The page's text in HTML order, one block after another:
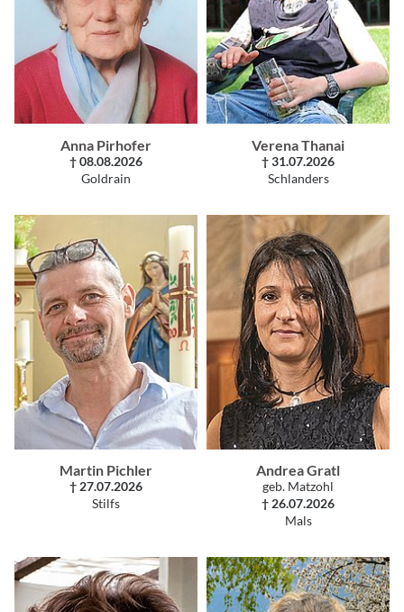
Anna Pirhofer
† 08.08.2026
Goldrain
Verena Thanai
† 31.07.2026
Schlanders
Martin Pichler
† 27.07.2026
Stilfs
Andrea Gratl
geb. Matzohl
† 26.07.2026
Mals